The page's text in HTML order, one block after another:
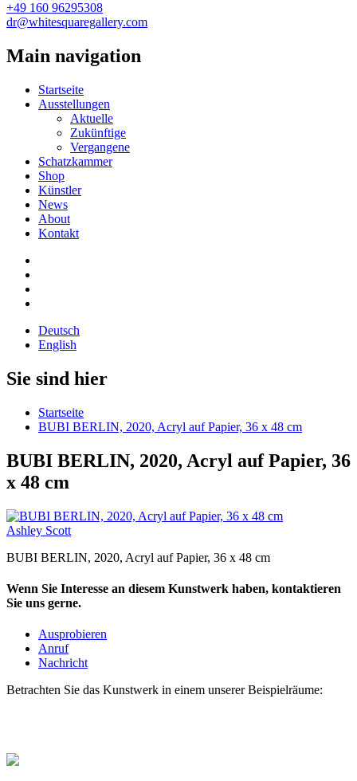
+49 160 96295308
dr@whitesquaregallery.com
Main navigation
Startseite
Ausstellungen
Aktuelle
Zukünftige
Vergangene
Schatzkammer
Shop
Künstler
News
About
Kontakt
Deutsch
English
Sie sind hier
Startseite
BUBI BERLIN, 2020, Acryl auf Papier, 36 x 48 cm
BUBI BERLIN, 2020, Acryl auf Papier, 36
x 48 cm
Ashley Scott
BUBI BERLIN, 2020, Acryl auf Papier, 36 x 48 cm
Wenn Sie Interesse an diesem Kunstwerk haben, kontaktieren
Sie uns gerne.
Ausprobieren
Anruf
Nachricht
Betrachten Sie das Kunstwerk in einem unserer Beispielräume: